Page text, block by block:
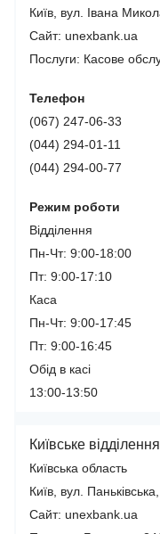
Київ, вул. Івана
Сайт: unexbank.ua
Послуги: Касове
Телефон
(067) 247-06-33
(044) 294-01-11
(044) 294-00-77
Режим роботи
Відділення
Пн-Чт: 9:00-18:00
Пт: 9:00-17:10
Каса
Пн-Чт: 9:00-17:45
Пт: 9:00-16:45
Обід в касі
13:00-13:50
Київське
Київська область
Київ, вул.
Сайт: unexbank.ua